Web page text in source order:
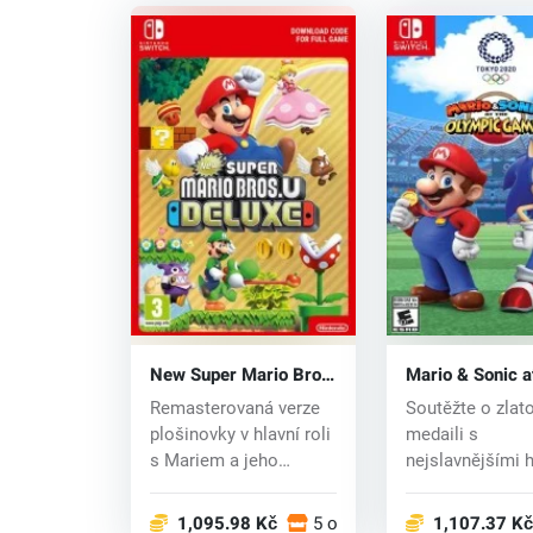
New Super Mario Bros.
U (Switch) key
Remasterovaná verze
plošinovky v hlavní roli
s Mariem a jeho
1,095.98 Kč 5 obchodech
Mario & Sonic
Olympic Games
2020 (Swith)
Soutěžte o
medaili s
nejslavnějšími
společ...
1,107.37 Kč